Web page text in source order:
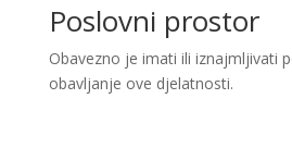
Poslovni prostor
Obavezno je imati ili iznajmljivati
obavljanje ove djelatnosti.